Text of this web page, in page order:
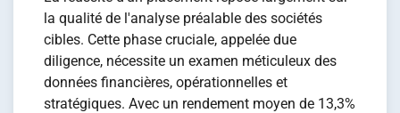
la qualité de l'analyse préalable des sociétés
cibles. Cette phase cruciale, appelée due
diligence, nécessite un examen méticuleux des
données financières, opérationnelles et
stratégiques. Avec un rendement moyen de 13,3%